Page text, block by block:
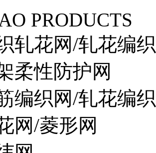
PRODUCTS
轧花网/轧花编
柔性防护网
编织网/轧花编
网/菱形网